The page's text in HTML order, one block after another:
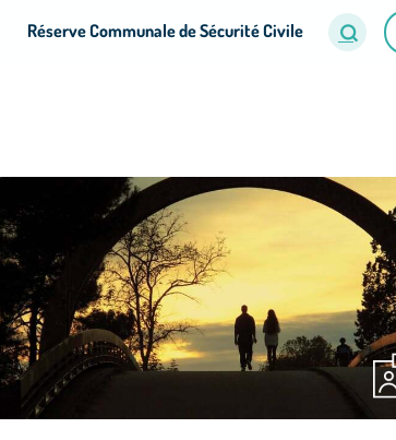
Réserve Communale de Sécurité Civile